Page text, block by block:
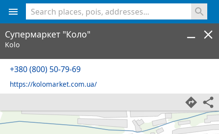
Супермаркет "Коло"
Kolo
+380 (800) 50-79-69
https://kolomarket.com.ua/
<% console.log(hcard) %>